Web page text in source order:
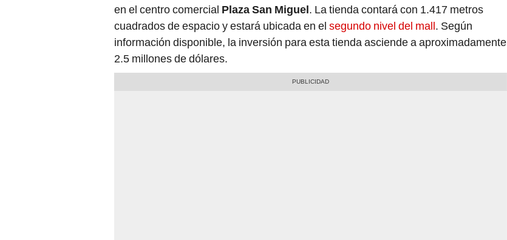
en el centro comercial Plaza San Miguel. La tienda contará con 1.417 metros
cuadrados de espacio y estará ubicada en el segundo nivel del mall. Según
información disponible, la inversión para esta tienda asciende a aproximadamente
2.5 millones de dólares.